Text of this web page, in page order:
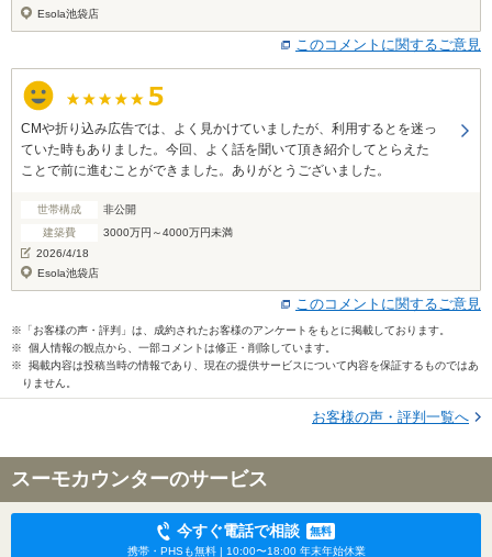
Esola池袋店
このコメントに関するご意見
CMや折り込み広告では、よく見かけていましたが、利用するとを迷っ
ていた時もありました。今回、よく話を聞いて頂き紹介してとらえた
ことで前に進むことができました。ありがとうございました。
世帯構成
非公開
建築費
3000万円～4000万円未満
2026/4/18
Esola池袋店
このコメントに関するご意見
※「お客様の声・評判」は、成約されたお客様のアンケートをもとに掲載しております。
※ 個人情報の観点から、一部コメントは修正・削除しています。
※ 掲載内容は投稿当時の情報であり、現在の提供サービスについて内容を保証するものではあ
りません。
お客様の声・評判一覧へ
スーモカウンターのサービス
今すぐ電話で相談
無料
携帯・PHSも無料 | 10:00〜18:00 年末年始休業